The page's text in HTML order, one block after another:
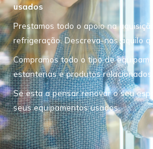
usados
Prestamos todo o apoio na
refrigeração. Descreva-nos aquilo
Compramos todo o tipo de
estanterias e produtos relacionados.
Se esta a pensar renovar o seu
seus equipamentos usados.